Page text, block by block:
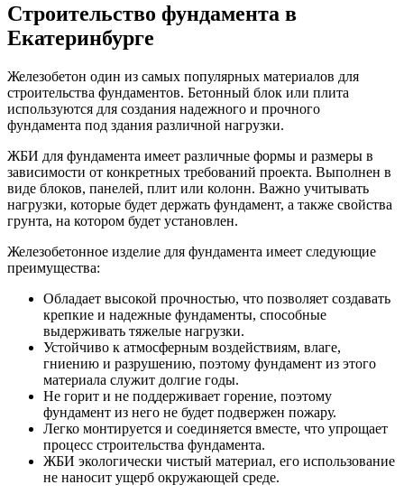
Строительство фундамента в
Екатеринбурге
Железобетон один из самых популярных материалов для
строительства фундаментов. Бетонный блок или плита
используются для создания надежного и прочного
фундамента под здания различной нагрузки.
ЖБИ для фундамента имеет различные формы и размеры в
зависимости от конкретных требований проекта. Выполнен в
виде блоков, панелей, плит или колонн. Важно учитывать
нагрузки, которые будет держать фундамент, а также свойства
грунта, на котором будет установлен.
Железобетонное изделие для фундамента имеет следующие
преимущества:
Обладает высокой прочностью, что позволяет создавать
крепкие и надежные фундаменты, способные
выдерживать тяжелые нагрузки.
Устойчиво к атмосферным воздействиям, влаге,
гниению и разрушению, поэтому фундамент из этого
материала служит долгие годы.
Не горит и не поддерживает горение, поэтому
фундамент из него не будет подвержен пожару.
Легко монтируется и соединяется вместе, что упрощает
процесс строительства фундамента.
ЖБИ экологически чистый материал, его использование
не наносит ущерб окружающей среде.